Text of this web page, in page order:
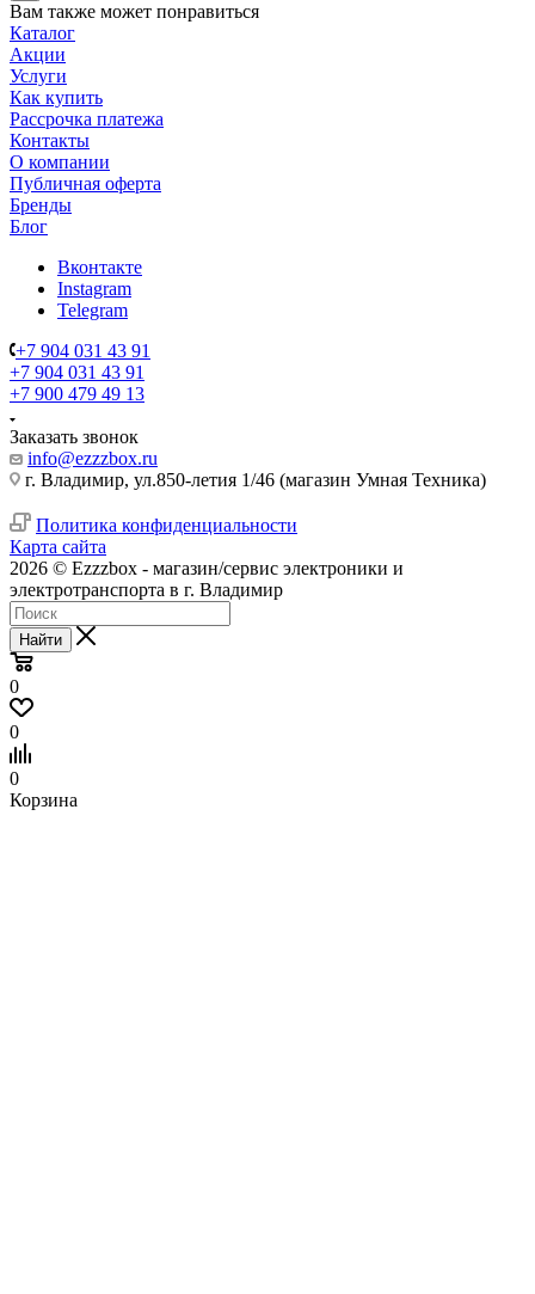
Вам также может понравиться
Каталог
Акции
Услуги
Как купить
Рассрочка платежа
Контакты
О компании
Публичная оферта
Бренды
Блог
Вконтакте
Instagram
Telegram
+7 904 031 43 91
+7 904 031 43 91
+7 900 479 49 13
Заказать звонок
info@ezzzbox.ru
г. Владимир, ул.850-летия 1/46 (магазин Умная Техника)
Политика конфиденциальности
Карта сайта
2026 © Ezzzbox - магазин/сервис электроники и
электротранспорта в г. Владимир
Найти
0
0
0
Корзина